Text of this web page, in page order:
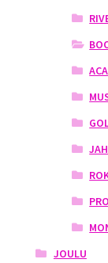
JOULU